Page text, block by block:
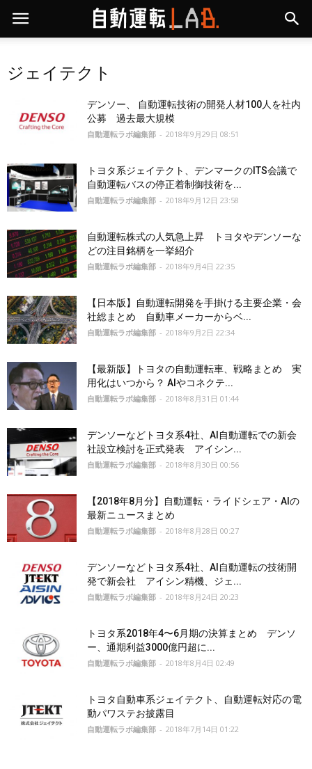
ジェイテクト
デンソー、 自動運転技術の開発人材100人を社内
公募 過去最大規模
自動運転ラボ編集部 - 2018年9月29日 08:51
トヨタ系ジェイテクト、デンマークのITS会議で
自動運転バスの停正着制御技術を...
自動運転ラボ編集部 - 2018年9月12日 23:58
自動運転株式の人気急上昇 トヨタやデンソーな
どの注目銘柄を一挙紹介
自動運転ラボ編集部 - 2018年9月4日 22:35
【日本版】自動運転開発を手掛ける主要企業・会
社総まとめ 自動車メーカーからベ...
自動運転ラボ編集部 - 2018年9月2日 22:34
【最新版】トヨタの自動運転車、戦略まとめ 実
用化はいつから？ AIやコネクテ...
自動運転ラボ編集部 - 2018年8月31日 01:44
デンソーなどトヨタ系4社、AI自動運転での新会
社設立検討を正式発表 アイシン...
自動運転ラボ編集部 - 2018年8月30日 00:56
【2018年8月分】自動運転・ライドシェア・AIの
最新ニュースまとめ
自動運転ラボ編集部 - 2018年8月28日 00:27
デンソーなどトヨタ系4社、AI自動運転の技術開
発で新会社 アイシン精機、ジェ...
自動運転ラボ編集部 - 2018年8月24日 20:23
トヨタ系2018年4〜6月期の決算まとめ デンソ
ー、通期利益3000億円超に...
自動運転ラボ編集部 - 2018年8月4日 02:49
トヨタ自動車系ジェイテクト、自動運転対応の電
動パワステお披露目
自動運転ラボ編集部 - 2018年7月14日 01:22